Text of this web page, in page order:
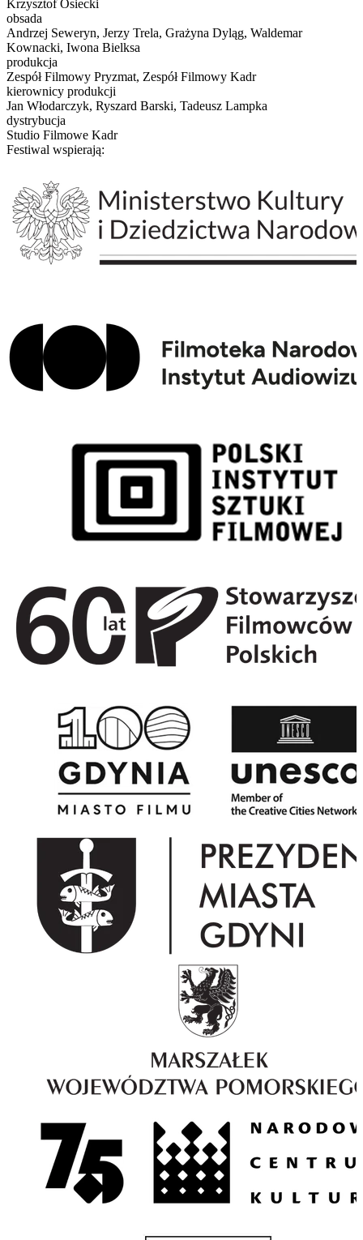
Krzysztof Osiecki
obsada
Andrzej Seweryn, Jerzy Trela, Grażyna Dyląg, Waldemar
Kownacki, Iwona Bielksa
produkcja
Zespół Filmowy Pryzmat, Zespół Filmowy Kadr
kierownicy produkcji
Jan Włodarczyk, Ryszard Barski, Tadeusz Lampka
dystrybucja
Studio Filmowe Kadr
Festiwal wspierają: